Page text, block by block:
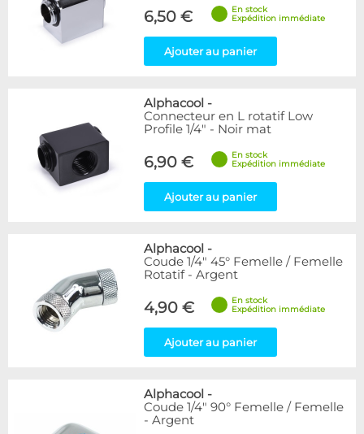
6,50 €
En stock
Expédition immédiate
Ajouter au panier
Alphacool -
Connecteur en L rotatif Low
Profile 1/4" - Noir mat
6,90 €
En stock
Expédition immédiate
Ajouter au panier
Alphacool -
Coude 1/4" 45° Femelle / Femelle
Rotatif - Argent
4,90 €
En stock
Expédition immédiate
Ajouter au panier
Alphacool -
Coude 1/4" 90° Femelle / Femelle
- Argent